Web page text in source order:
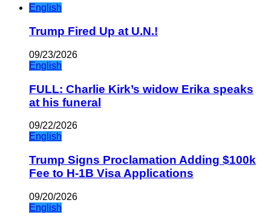
English
Trump Fired Up at U.N.!
09/23/2026
English
FULL: Charlie Kirk’s widow Erika speaks
at his funeral
09/22/2026
English
Trump Signs Proclamation Adding $100k
Fee to H-1B Visa Applications
09/20/2026
English